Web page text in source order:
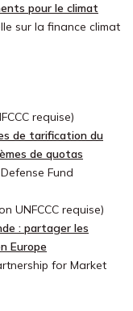
pour le climat
sur la finance climat
requise)
de tarification du
de quotas
Fund
UNFCCC requise)
: partager les
Europe
for Market